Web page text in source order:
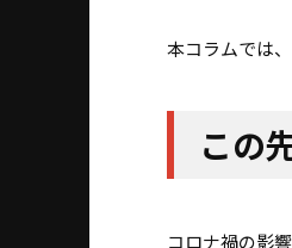
本コラムでは
この
コロナ禍の影